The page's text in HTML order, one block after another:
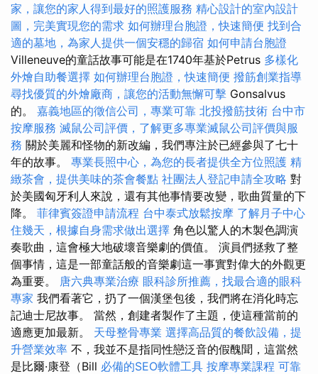
家，讓您的家人得到最好的照護服務 精心設計的室內設計
圖，完美實現您的需求 如何辦理台胞證，快速簡便 找到合
適的墓地，為家人提供一個安穩的歸宿 如何申請台胞證
Villeneuve的童話故事可能是在1740年基於Petrus 多樣化
外燴自助餐選擇 如何辦理台胞證，快速簡便 撥筋創業指導
尋找優質的外燴廠商，讓您的活動無懈可擊 Gonsalvus
的。 嘉義地區的徵信公司，專業可靠 北投撥筋技術 台中市
按摩服務 滅鼠公司評價，了解更多專業滅鼠公司評價與服
務 關於美麗和怪物的新改編，我們專注於已經參與了七十
年的故事。 專業長照中心，為您的長者提供全方位照護 精
緻茶會，提供美味的茶會餐點 社團法人登記申請全攻略 對
於美國匈牙利人來說，還有其他事情要改變，歌曲質量的下
降。 菲律賓簽證申請流程 台中泰式放鬆按摩 了解月子中心
住幾天，根據自身需求做出選擇 角色以驚人的木製色調演
奏歌曲，這會極大地破壞音樂劇的價值。 演員們拯救了整
個事情，這是一部童話般的音樂劇這一事實對偉大的外觀更
為重要。 唐六典專業治療 眼科診所推薦，找最合適的眼科
專家 我們看著它，扔了一個漢堡包後，我們將在消化時忘
記迪士尼故事。 當然，創建者製作了主題，使這種當前的
適應更加最新。 天母整骨專業 選擇高品質的餐飲設備，提
升營業效率 不，我並不是指同性戀泛音的假醜聞，這當然
是比爾·康登（Bill 必備的SEO軟體工具 按摩專業課程 可靠